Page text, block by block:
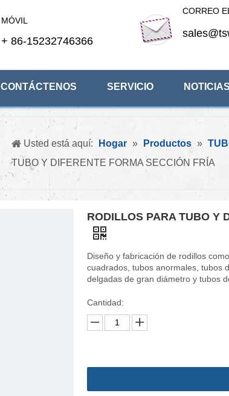
MÓVIL
+ 86-15232746366
CORREO
CONTÁCTENOS SERVICIO NOTICIAS
Usted está aquí: Hogar » Productos »
TUBO Y DIFERENTE FORMA SECCIÓN FRÍA
RODILLOS PARA TUBO Y
Diseño y fabricación de rodillos
cuadrados, tubos anormales, tubos
delgadas de gran diámetro y tubos
Cantidad: